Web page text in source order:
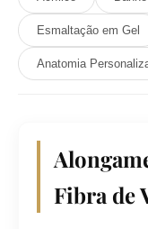
Esmaltação em Gel
Anatomia
Fibra de